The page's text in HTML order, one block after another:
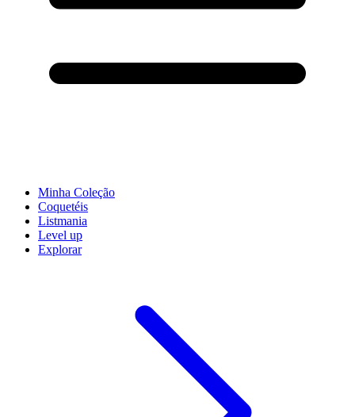
Minha Coleção
Coquetéis
Listmania
Level up
Explorar